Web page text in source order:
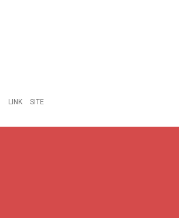
LINK SITE